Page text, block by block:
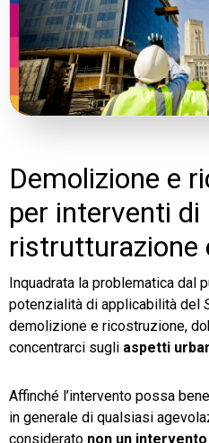
Demolizione e
per interventi di
ristrutturazione
Inquadrata la problematica dal
potenzialità di applicabilità del
demolizione e ricostruzione,
concentrarci sugli aspetti
Affinché l’intervento possa
in generale di qualsiasi
considerato non un